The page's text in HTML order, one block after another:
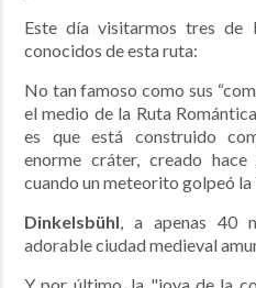
Este día visitarmos tres de
conocidos de esta ruta:
No tan famoso como sus
el medio de la Ruta
es que está construido
enorme cráter, creado
cuando un meteorito golpeó
Dinkelsbühl, a apenas 40
adorable ciudad medieval